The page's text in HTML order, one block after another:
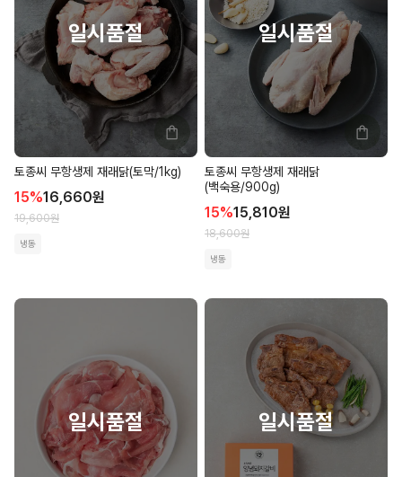
토종씨 무항생제 재래닭(토막/1kg)
15%16,660원
19,600원
냉동
토종씨 무항생제 재래닭
(백숙용/900g)
15%15,810원
18,600원
냉동